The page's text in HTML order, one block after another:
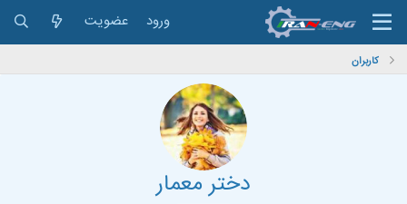
ورود عضویت
کاربران
دختر معمار